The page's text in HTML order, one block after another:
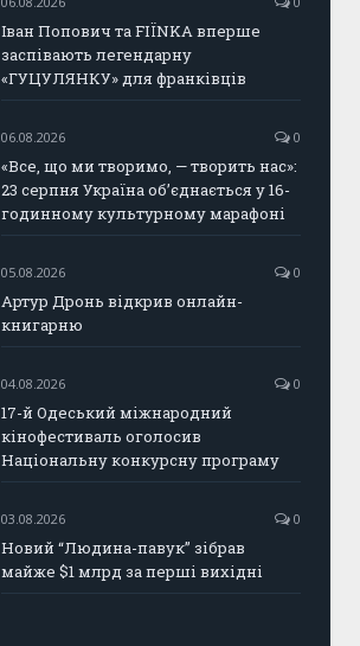
Іван Попович та FIÏNKA вперше
заспівають легендарну
«ГУЦУЛЯНКУ» для франківців
06.08.2026 0
«Все, що ми творимо, — творить нас»:
23 серпня Україна об’єднається у 16-
годинному культурному марафоні
05.08.2026 0
Артур Дронь відкрив онлайн-
книгарню
04.08.2026 0
17-й Одеський міжнародний
кінофестиваль оголосив
Національну конкурсну програму
03.08.2026 0
Новий “Людина-павук” зібрав
майже $1 млрд за перші вихідні